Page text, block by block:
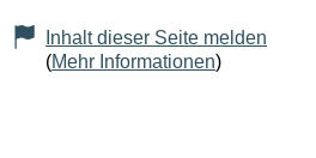
Inhalt dieser Seite melden
(Mehr Informationen)